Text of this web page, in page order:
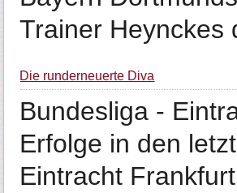
Trainer Heynckes
Die runderneuerte Diva
Bundesliga -
Erfolge in den
Eintracht